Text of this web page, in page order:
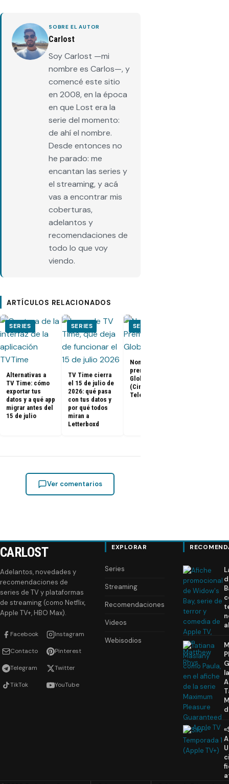
SOBRE EL AUTOR
Carlost
Soy Carlost —mi
nombre es Carlos—, y
comencé este sitio
en 2008, en la época
en que Lost era la
serie del momento:
de ahí el nombre.
Desde entonces no
he parado: me
encantan las series y
el streaming, y acá
vas a encontrar mis
coberturas,
adelantos y
recomendaciones de
todo lo que voy
viendo.
ARTÍCULOS RELACIONADOS
SERIES
Alternativas a
TV Time: cómo
exportar tus
datos y a qué app
migrar antes del
15 de julio
SERIES
TV Time cierra
el 15 de julio de
2026: qué pasa
con tus datos y
por qué todos
miran a
Letterboxd
SERIES
Nominados a los
premios Golden
Globes 2025
(Cine y
Televisión)
Ver comentarios
CARLOST
Adelantos, novedades y
recomendaciones de
series de TV y plataformas
de streaming (como Netflix,
Apple TV+, HBO Max).
Facebook Instagram
Contacto Pinterest
Telegram Twitter
TikTok YouTube
EXPLORAR
Series
Streaming
Recomendaciones
Videos
Webisodios